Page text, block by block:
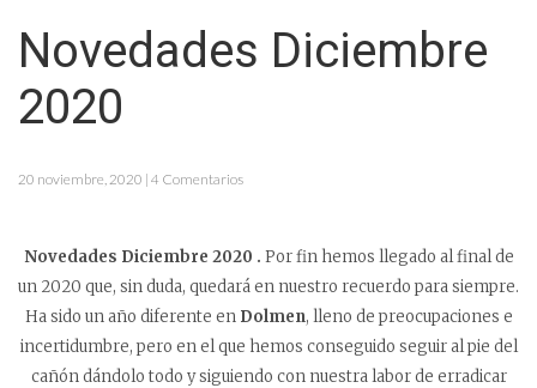
Novedades Diciembre
2020
20 noviembre, 2020 | 4 Comentarios
Novedades Diciembre 2020 . Por fin hemos llegado al final de
un 2020 que, sin duda, quedará en nuestro recuerdo para siempre.
Ha sido un año diferente en Dolmen, lleno de preocupaciones e
incertidumbre, pero en el que hemos conseguido seguir al pie del
cañón dándolo todo y siguiendo con nuestra labor de erradicar